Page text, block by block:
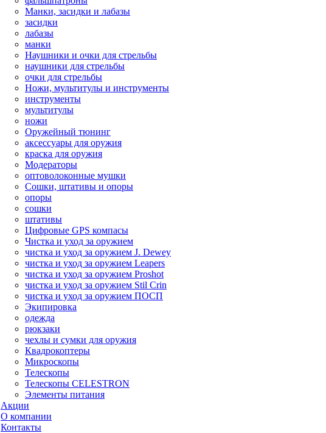
Манки, засидки и лабазы
засидки
лабазы
манки
Наушники и очки для стрельбы
наушники для стрельбы
очки для стрельбы
Ножи, мультитулы и инструменты
инструменты
мультитулы
ножи
Оружейный тюнинг
аксессуары для оружия
краска для оружия
Модераторы
оптоволоконные мушки
Сошки, штативы и опоры
опоры
сошки
штативы
Цифровые GPS компасы
Чистка и уход за оружием
чистка и уход за оружием J. Dewey
чистка и уход за оружием Leapers
чистка и уход за оружием Proshot
чистка и уход за оружием Stil Crin
чистка и уход за оружием ПОСП
Экипировка
одежда
рюкзаки
чехлы и сумки для оружия
Квадрокоптеры
Микроскопы
Телескопы
Телескопы CELESTRON
Элементы питания
Акции
О компании
Контакты